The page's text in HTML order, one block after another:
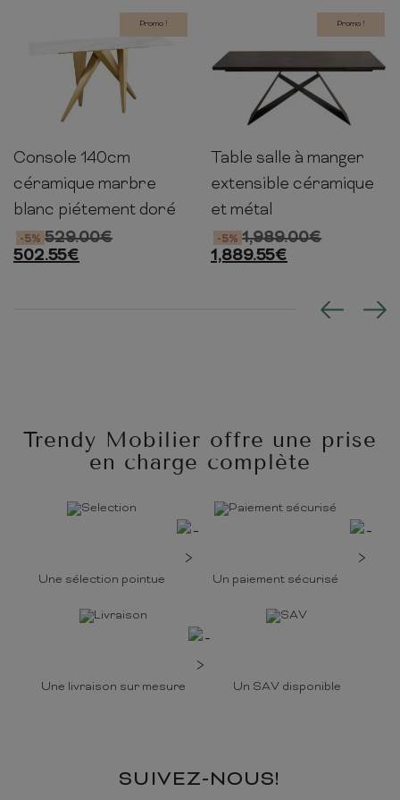
Promo !
75cm 140cm
Console 140cm
céramique marbre
blanc piétement doré
529.00€
-5%
502.55€
Promo !
180-
220-
260cm
100cm
Table salle à manger
extensible céramique
et métal
1,989.00€
-5%
1,889.55€
Trendy Mobilier offre une prise
en charge complète
Une sélection pointue Un paiement sécurisé
Une livraison sur mesure Un SAV disponible
SUIVEZ-NOUS!